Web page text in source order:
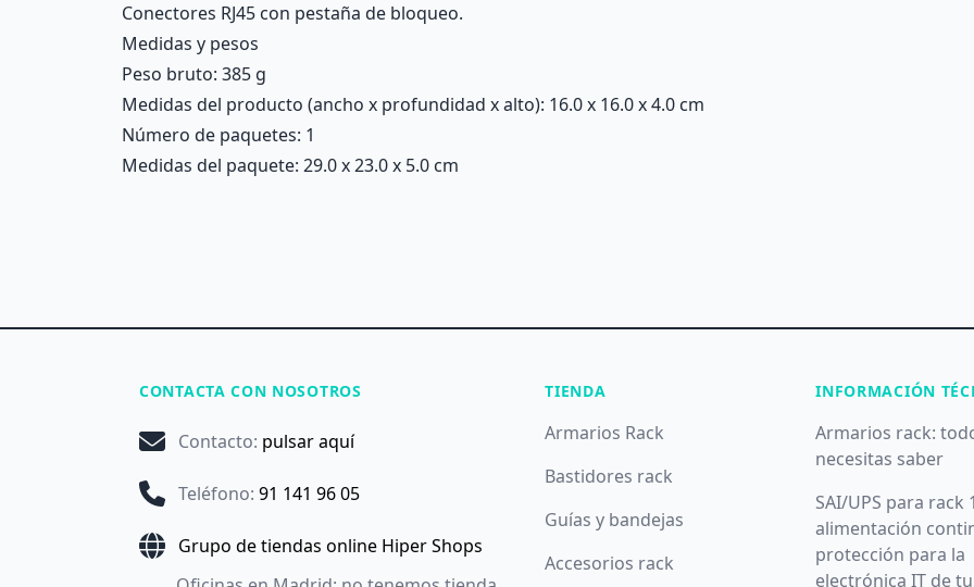
Conectores RJ45 con pestaña de bloqueo.
Medidas y pesos
Peso bruto: 385 g
Medidas del producto (ancho x profundidad x alto): 16.0 x 16.0 x 4.0 cm
Número de paquetes: 1
Medidas del paquete: 29.0 x 23.0 x 5.0 cm
CONTACTA CON NOSOTROS
Contacto: pulsar aquí
Teléfono: 91 141 96 05
Grupo de tiendas online Hiper Shops
TIENDA
Armarios Rack
Bastidores rack
Guías y bandejas
Accesorios rack
INFORMACIÓN
Armarios rack:
necesitas saber
SAI/UPS para rack
alimentación
protección para la
electrónica IT de